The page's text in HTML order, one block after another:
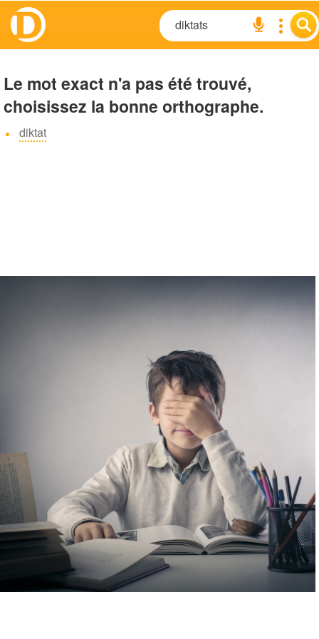
Le mot exact n'a pas été trouvé,
choisissez la bonne orthographe.
diktat